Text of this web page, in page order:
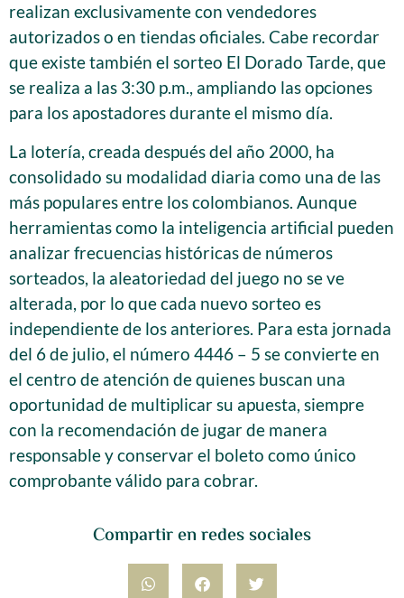
Compartir en redes sociales
realizan exclusivamente con vendedores
autorizados o en tiendas oficiales. Cabe recordar
que existe también el sorteo El Dorado Tarde, que
se realiza a las 3:30 p.m., ampliando las opciones
para los apostadores durante el mismo día.
La lotería, creada después del año 2000, ha
consolidado su modalidad diaria como una de las
más populares entre los colombianos. Aunque
herramientas como la inteligencia artificial pueden
analizar frecuencias históricas de números
sorteados, la aleatoriedad del juego no se ve
alterada, por lo que cada nuevo sorteo es
independiente de los anteriores. Para esta jornada
del 6 de julio, el número 4446 – 5 se convierte en
el centro de atención de quienes buscan una
oportunidad de multiplicar su apuesta, siempre
con la recomendación de jugar de manera
responsable y conservar el boleto como único
comprobante válido para cobrar.